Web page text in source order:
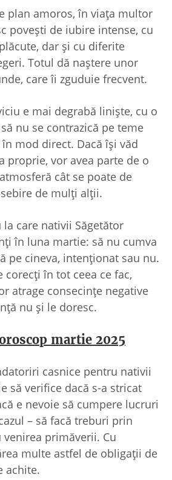
plan amoros, în viața multor
povești de iubire intense, cu
dar și cu diferite
Totul dă naștere unor
care îi zguduie frecvent.
e mai degrabă liniște, cu o
nu se contrazică pe teme
mod direct. Dacă își văd
proprie, vor avea parte de o
cât se poate de
de mulți alții.
care nativii Săgetător
în luna martie: să nu cumva
pe cineva, intenționat sau nu.
corecți în tot ceea ce fac,
atrage consecințe negative
nu și le doresc.
martie 2025
casnice pentru nativii
să verifice dacă s-a stricat
e nevoie să cumpere lucruri
– să facă treburi prin
venirea primăverii. Cu
multe astfel de obligații de
achite.